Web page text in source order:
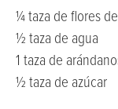
¼ taza de flores
½ taza de agua
1 taza de
½ taza de azúcar